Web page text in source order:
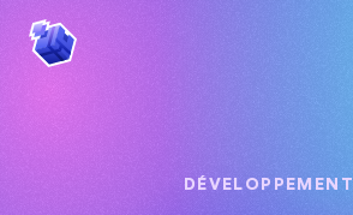
DÉVELOPPEMENT